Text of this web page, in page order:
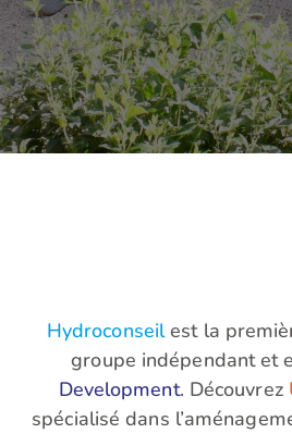
Hydroconseilest la
groupe indépendant et
Development. Découvrez
spécialisé dans